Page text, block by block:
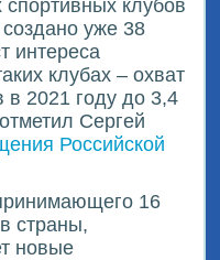
клубов
уже 38
интереса
клубах – охват
в 2021 году до 3,4
Сергей
Российской
16
страны,
новые